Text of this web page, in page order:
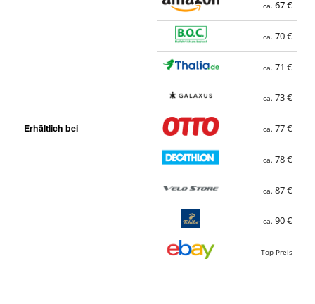
Erhältlich bei
ca. 67 €
ca. 70 €
ca. 71 €
ca. 73 €
ca. 77 €
ca. 78 €
ca. 87 €
ca. 90 €
Top Preis